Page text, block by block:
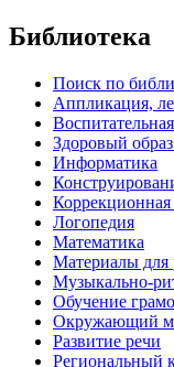
Библиотека
Поиск по
Аппликация,
Здоровый
Информатика
Коррекционная
Логопедия
Математика
Материалы для
Музыкально-
Обучение
Окружающий
Развитие речи
Региональный